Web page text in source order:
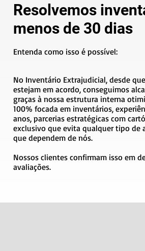
Resolvemos
menos de 30 dias
Entenda como isso é possível:
No Inventário Extrajudicial, desde
estejam em acordo, conseguimos
graças à nossa estrutura interna
100% focada em inventários,
anos, parcerias estratégicas com
exclusivo que evita qualquer tipo de
que dependem de nós.
Nossos clientes confirmam isso em
avaliações.